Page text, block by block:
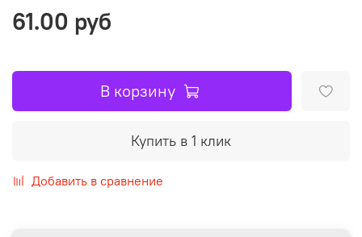
61.00 руб
В корзину
Купить в 1 клик
Добавить в сравнение